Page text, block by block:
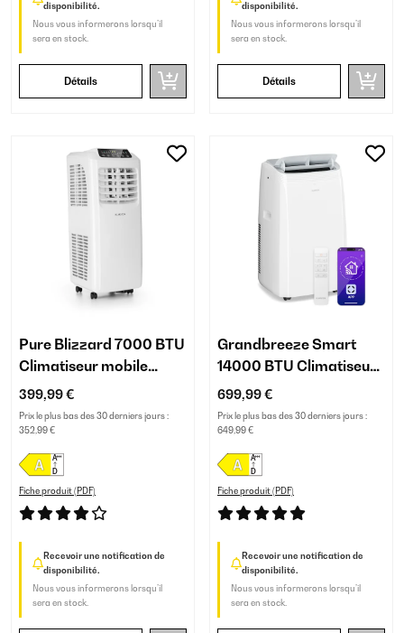
disponibilité.
Nous vous informerons lorsqu’il
sera en stock.
Détails
disponibilité.
Nous vous informerons lorsqu’il
sera en stock.
Détails
Pure Blizzard 7000 BTU
Climatiseur mobile
Blanc
399,99 €
Prix le plus bas des 30 derniers jours :
352,99 €
Fiche produit (PDF)
Recevoir une notification de
disponibilité.
Nous vous informerons lorsqu’il
sera en stock.
Grandbreeze Smart
14000 BTU Climatiseur
Mobile Blanc
699,99 €
Prix le plus bas des 30 derniers jours :
649,99 €
Fiche produit (PDF)
Recevoir une notification de
disponibilité.
Nous vous informerons lorsqu’il
sera en stock.